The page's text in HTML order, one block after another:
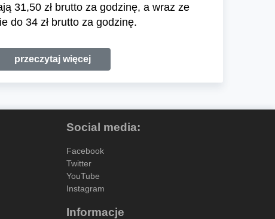
31,50 zł brutto za godzinę, a wraz ze
do 34 zł brutto za godzinę.
przeczytaj więcej
Social media:
Facebook
Twitter
YouTube
Instagram
Informacje